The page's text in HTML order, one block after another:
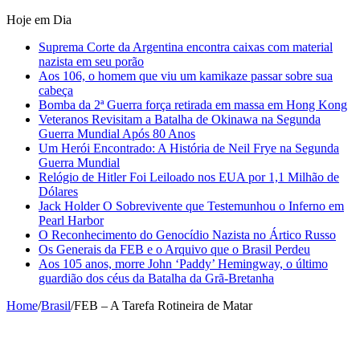
Hoje em Dia
Suprema Corte da Argentina encontra caixas com material
nazista em seu porão
Aos 106, o homem que viu um kamikaze passar sobre sua
cabeça
Bomba da 2ª Guerra força retirada em massa em Hong Kong
Veteranos Revisitam a Batalha de Okinawa na Segunda
Guerra Mundial Após 80 Anos
Um Herói Encontrado: A História de Neil Frye na Segunda
Guerra Mundial
Relógio de Hitler Foi Leiloado nos EUA por 1,1 Milhão de
Dólares
Jack Holder O Sobrevivente que Testemunhou o Inferno em
Pearl Harbor
O Reconhecimento do Genocídio Nazista no Ártico Russo
Os Generais da FEB e o Arquivo que o Brasil Perdeu
Aos 105 anos, morre John ‘Paddy’ Hemingway, o último
guardião dos céus da Batalha da Grã-Bretanha
Home/Brasil/FEB – A Tarefa Rotineira de Matar